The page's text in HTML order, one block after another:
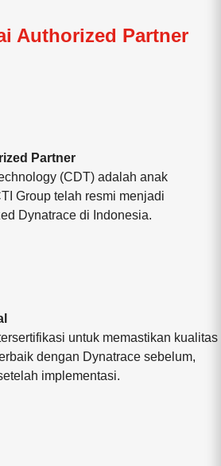
Authorized Partner
Partner
(CDT) adalah anak
Group telah resmi menjadi
Dynatrace di Indonesia.
untuk memastikan kualitas
dengan Dynatrace sebelum,
implementasi.